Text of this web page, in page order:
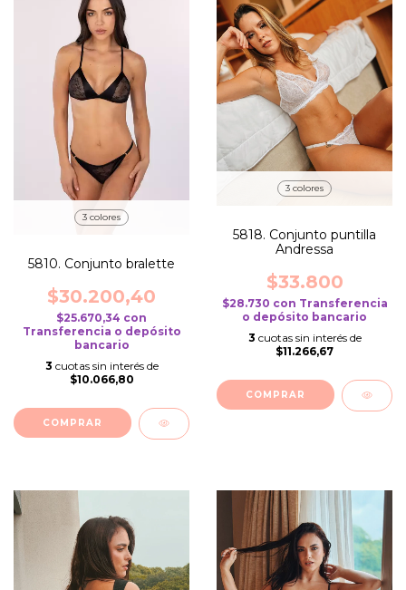
3 colores
5810. Conjunto bralette
$30.200,40
$25.670,34 con
Transferencia o depósito
bancario
3 cuotas sin interés de
$10.066,80
COMPRAR
3 colores
5818. Conjunto puntilla
Andressa
$33.800
$28.730 con Transferencia
o depósito bancario
3 cuotas sin interés de
$11.266,67
COMPRAR